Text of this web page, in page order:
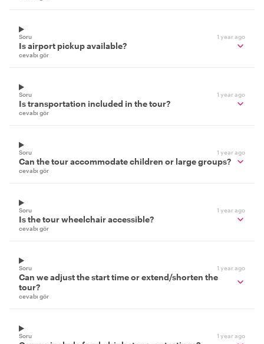
Soru 1 year ago
Is airport pickup available?
cevabı gör
Soru 1 year ago
Is transportation included in the tour?
cevabı gör
Soru 1 year ago
Can the tour accommodate children or large groups?
cevabı gör
Soru 1 year ago
Is the tour wheelchair accessible?
cevabı gör
Soru 1 year ago
Can we adjust the start time or extend/shorten the
tour?
cevabı gör
Soru 1 year ago